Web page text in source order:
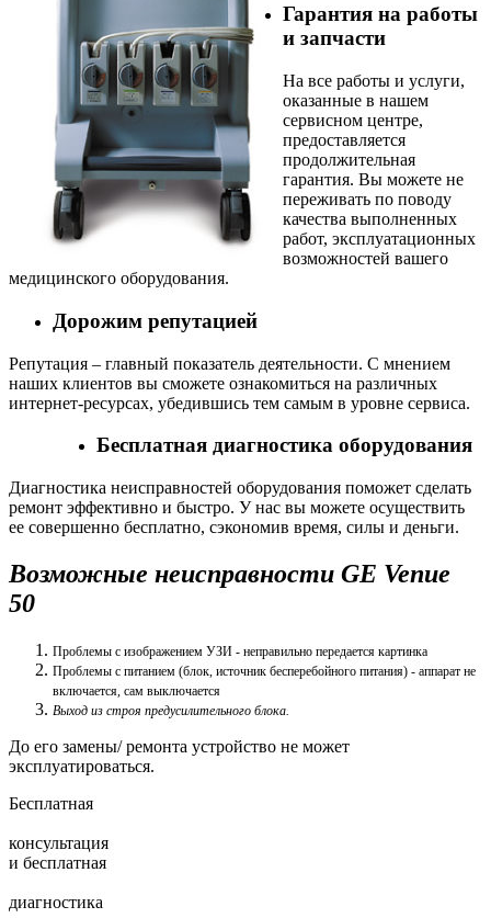
Гарантия на работы
и запчасти
На все работы и услуги,
оказанные в нашем
сервисном центре,
предоставляется
продолжительная
гарантия. Вы можете не
переживать по поводу
качества выполненных
работ, эксплуатационных
возможностей вашего
медицинского оборудования.
Дорожим репутацией
Репутация – главный показатель деятельности. С мнением
наших клиентов вы сможете ознакомиться на различных
интернет-ресурсах, убедившись тем самым в уровне сервиса.
Бесплатная диагностика оборудования
Диагностика неисправностей оборудования поможет сделать
ремонт эффективно и быстро. У нас вы можете осуществить
ее совершенно бесплатно, сэкономив время, силы и деньги.
Возможные неисправности GE Venue
50
Проблемы с изображением УЗИ - неправильно передается картинка
Проблемы с питанием (блок, источник бесперебойного питания) - аппарат не
включается, сам выключается
Выход из строя предусилительного блока.
До его замены/ ремонта устройство не может
эксплуатироваться.
Бесплатная
консультация
и бесплатная
диагностика